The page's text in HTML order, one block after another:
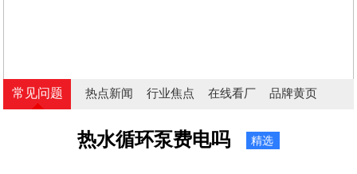
常见问题 热点新闻 行业焦点 在线看厂 品牌黄页
热水循环泵费电吗 精选